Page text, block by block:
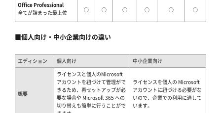
Office Professional
全てが詰まった最上位
○ ○ ○ ○ ○ ○
■個人向け・中小企業向けの違い
エディション 個人向け 中小企業向け
概要
ライセンスと個人のMicrosoft
アカウントを紐づけて管理がで
きるため、再セットアップが必
要な場合や Microsoft 365 への
切り替えも簡単に行うことがで
ライセンスを個人の Microsoft
アカウントに紐づける必要がな
いので、企業での利用に適して
います。